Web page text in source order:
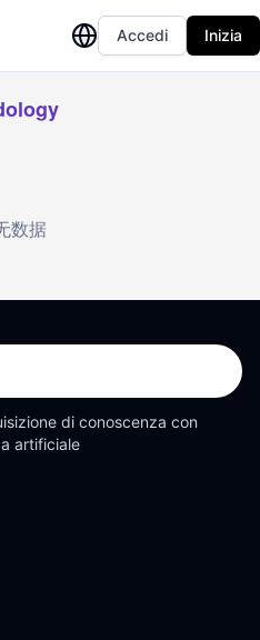
Accedi Inizia
数据
di conoscenza con
artificiale